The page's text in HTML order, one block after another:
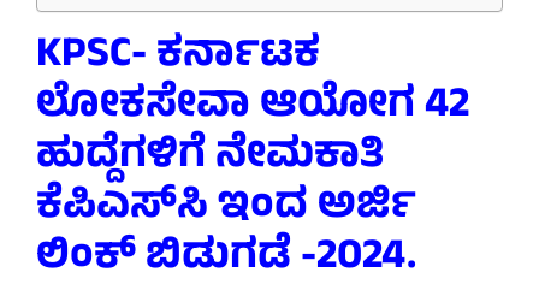
KPSC- ಕರ್ನಾಟಕ
ಲೋಕಸೇವಾ ಆಯೋಗ 42
ಹುದ್ದೆಗಳಿಗೆ ನೇಮಕಾತಿ
ಕೆಪಿಎಸ್‌ಸಿ ಇಂದ ಅರ್ಜಿ
ಲಿಂಕ್ ಬಿಡುಗಡೆ -2024.